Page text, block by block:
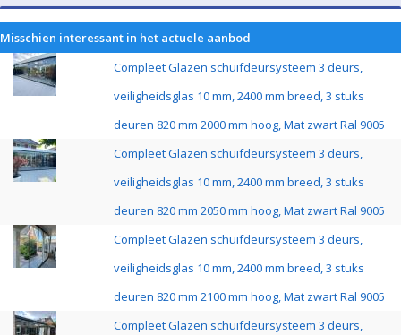
Misschien interessant in het actuele aanbod
Compleet Glazen schuifdeursysteem 3 deurs,
veiligheidsglas 10 mm, 2400 mm breed, 3 stuks
deuren 820 mm 2000 mm hoog, Mat zwart Ral 9005
Compleet Glazen schuifdeursysteem 3 deurs,
veiligheidsglas 10 mm, 2400 mm breed, 3 stuks
deuren 820 mm 2050 mm hoog, Mat zwart Ral 9005
Compleet Glazen schuifdeursysteem 3 deurs,
veiligheidsglas 10 mm, 2400 mm breed, 3 stuks
deuren 820 mm 2100 mm hoog, Mat zwart Ral 9005
Compleet Glazen schuifdeursysteem 3 deurs,